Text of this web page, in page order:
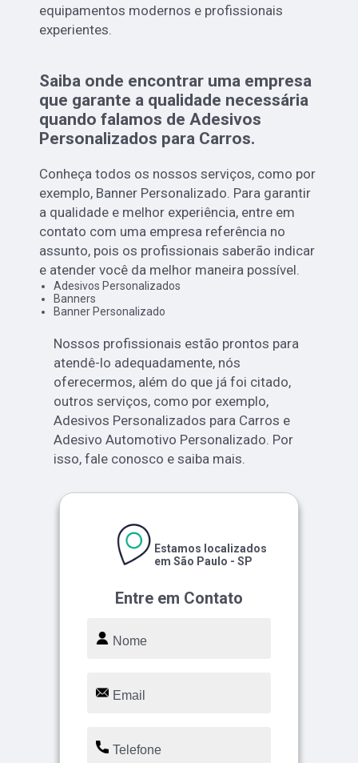
equipamentos modernos e profissionais
experientes.
Saiba onde encontrar uma empresa
que garante a qualidade necessária
quando falamos de Adesivos
Personalizados para Carros.
Conheça todos os nossos serviços, como por
exemplo, Banner Personalizado. Para garantir
a qualidade e melhor experiência, entre em
contato com uma empresa referência no
assunto, pois os profissionais saberão indicar
e atender você da melhor maneira possível.
Adesivos Personalizados
Banners
Banner Personalizado
Nossos profissionais estão prontos para
atendê-lo adequadamente, nós
oferecermos, além do que já foi citado,
outros serviços, como por exemplo,
Adesivos Personalizados para Carros e
Adesivo Automotivo Personalizado. Por
isso, fale conosco e saiba mais.
Entre em Contato
Estamos localizados
em São Paulo - SP